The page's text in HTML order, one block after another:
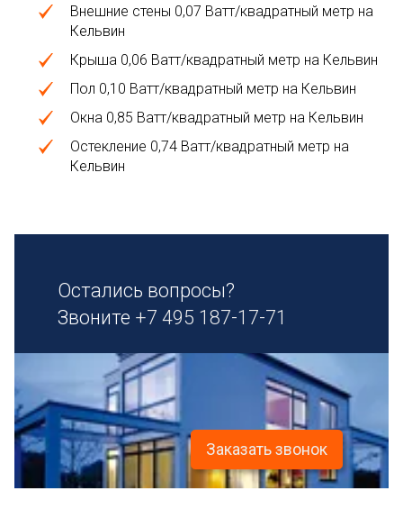
Внешние стены 0,07 Ватт/квадратный метр на
Кельвин
Крыша 0,06 Ватт/квадратный метр на Кельвин
Пол 0,10 Ватт/квадратный метр на Кельвин
Окна 0,85 Ватт/квадратный метр на Кельвин
Остекление 0,74 Ватт/квадратный метр на
Кельвин
Остались вопросы?
Звоните +7 495 187-17-71
Заказать звонок